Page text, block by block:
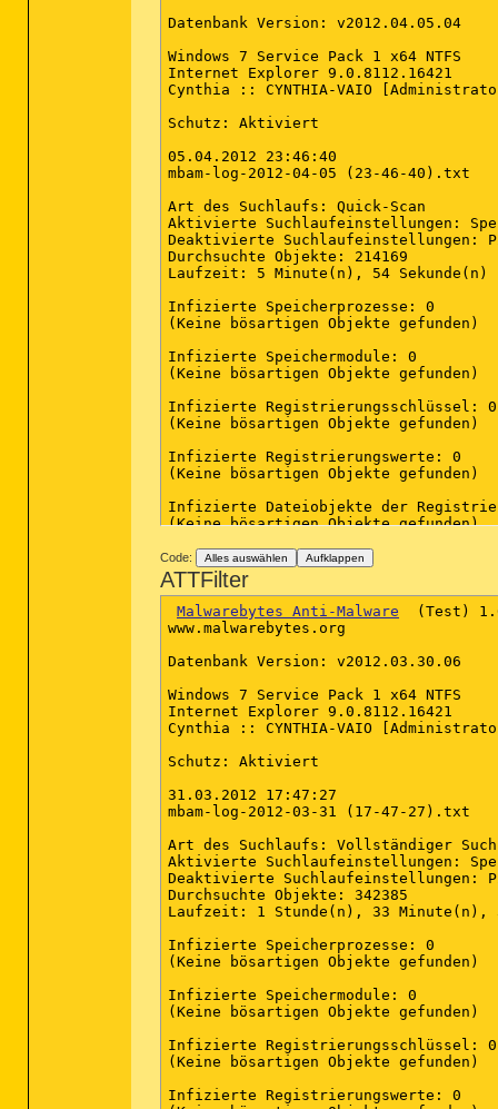
Datenbank Version: v2012.04.05.04
Windows 7 Service Pack 1 x64 NTFS
Internet Explorer 9.0.8112.16421
Cynthia :: CYNTHIA-VAIO
Schutz: Aktiviert
05.04.2012 23:46:40
mbam-log-2012-04-05 (23-46-40).txt
Art des Suchlaufs: Quick-Scan
Aktivierte Suchlaufeinstellungen:
Deaktivierte Suchlaufeinstellungen:
Durchsuchte Objekte: 214169
Laufzeit: 5 Minute(n), 54 Sekunde(n)
Infizierte Speicherprozesse: 0
(Keine bösartigen Objekte gefunden)
Infizierte Speichermodule: 0
(Keine bösartigen Objekte gefunden)
Infizierte Registrierungsschlüssel: 0
(Keine bösartigen Objekte gefunden)
Infizierte Registrierungswerte: 0
(Keine bösartigen Objekte gefunden)
Infizierte Dateiobjekte der
(Keine bösartigen Objekte gefunden)
Infizierte Verzeichnisse: 0
(Keine bösartigen Objekte gefunden)
Infizierte Dateien: 0
(Keine bösartigen Objekte gefunden)
(Ende)
Code: Alles auswählen Aufklappen
ATTFilter
Malwarebytes Anti-Malware
(Test)
www.malwarebytes.org
Datenbank Version: v2012.03.30.06
Windows 7 Service Pack 1 x64 NTFS
Internet Explorer 9.0.8112.16421
Cynthia :: CYNTHIA-VAIO
Schutz: Aktiviert
31.03.2012 17:47:27
mbam-log-2012-03-31 (17-47-27).txt
Art des Suchlaufs: Vollständiger
Aktivierte Suchlaufeinstellungen:
Deaktivierte Suchlaufeinstellungen:
Durchsuchte Objekte: 342385
Laufzeit: 1 Stunde(n), 33 Minute(n),
Infizierte Speicherprozesse: 0
(Keine bösartigen Objekte gefunden)
Infizierte Speichermodule: 0
(Keine bösartigen Objekte gefunden)
Infizierte Registrierungsschlüssel: 0
(Keine bösartigen Objekte gefunden)
Infizierte Registrierungswerte: 0